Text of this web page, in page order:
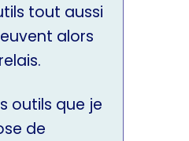
tout aussi
alors
outils que je
de